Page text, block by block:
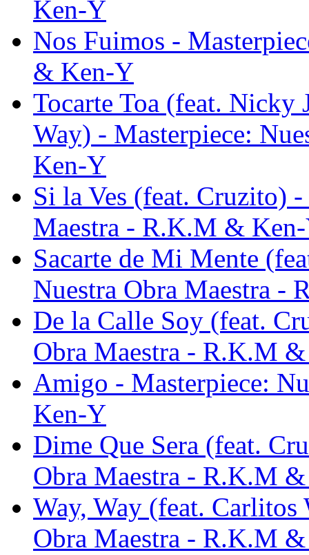
Ken-Y
Nos Fuimos -
& Ken-Y
Tocarte Toa (feat.
Way) - Masterpiece:
Ken-Y
Si la Ves (feat. Cruzito)
Maestra - R.K.M &
Sacarte de Mi Mente
Nuestra Obra Maestra -
De la Calle Soy (feat.
Obra Maestra - R.K.M
Amigo - Masterpiece:
Ken-Y
Dime Que Sera (feat.
Obra Maestra - R.K.M
Way, Way (feat. Carlitos
Obra Maestra - R.K.M